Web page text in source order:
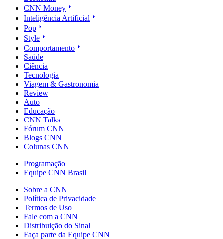
CNN Money
Inteligência Artificial
Pop
Style
Comportamento
Saúde
Ciência
Tecnologia
Viagem & Gastronomia
Review
Auto
Educação
CNN Talks
Fórum CNN
Blogs CNN
Colunas CNN
Programação
Equipe CNN Brasil
Sobre a CNN
Política de Privacidade
Termos de Uso
Fale com a CNN
Distribuição do Sinal
Faça parte da Equipe CNN